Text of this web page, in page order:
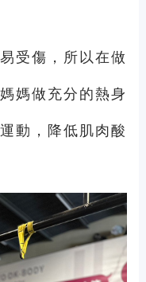
受傷，所以在做
媽做充分的熱身
動，降低肌肉酸